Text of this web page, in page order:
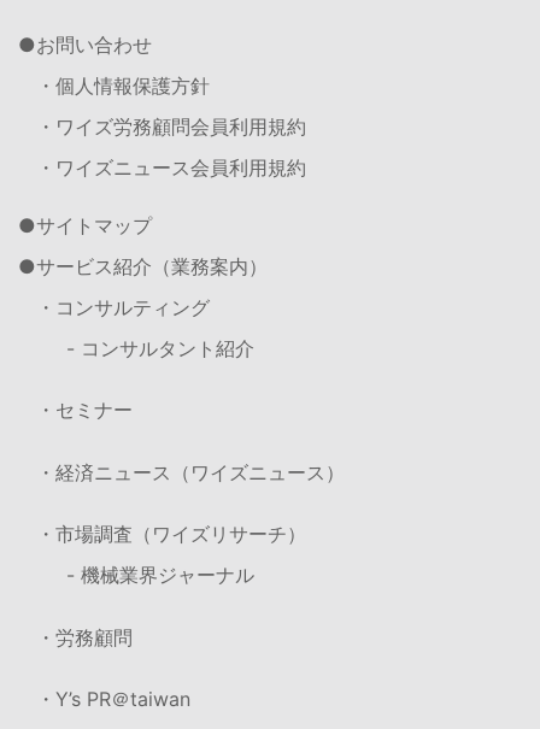
お問い合わせ
・個人情報保護方針
・ワイズ労務顧問会員利用規約
・ワイズニュース会員利用規約
サイトマップ
サービス紹介（業務案内）
・コンサルティング
- コンサルタント紹介
・セミナー
・経済ニュース（ワイズニュース）
・市場調査（ワイズリサーチ）
- 機械業界ジャーナル
・労務顧問
・Y’s PR＠taiwan